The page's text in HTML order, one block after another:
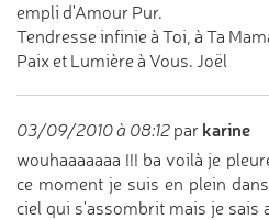
empli d'Amour Pur.
Tendresse infinie à Toi, à Ta
Paix et Lumière à Vous. Joël
03/09/2010 à 08:12 par karine
wouhaaaaaaa !!! ba voilà je
ce moment je suis en plein
ciel qui s'assombrit mais je sais